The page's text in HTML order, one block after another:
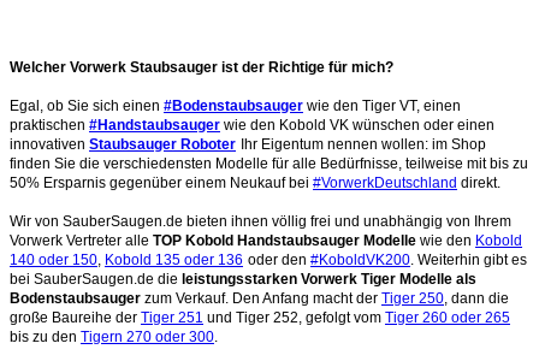
Welcher Vorwerk Staubsauger ist der Richtige für mich?
Egal, ob Sie sich einen #Bodenstaubsauger wie den Tiger VT, einen
praktischen #Handstaubsauger wie den Kobold VK wünschen oder einen
innovativen Staubsauger Roboter Ihr Eigentum nennen wollen: im Shop
finden Sie die verschiedensten Modelle für alle Bedürfnisse, teilweise mit bis zu
50% Ersparnis gegenüber einem Neukauf bei #VorwerkDeutschland direkt.
Wir von SauberSaugen.de bieten ihnen völlig frei und unabhängig von Ihrem
Vorwerk Vertreter alle TOP Kobold Handstaubsauger Modelle wie den Kobold
140 oder 150 Kobold 135 oder 136 oder den #KoboldVK200 . Weiterhin gibt es
bei SauberSaugen.de die leistungsstarken Vorwerk Tiger Modelle als
Bodenstaubsauger zum Verkauf. Den Anfang macht der Tiger 250 , dann die
große Baureihe der Tiger 251 und Tiger 252, gefolgt vom Tiger 260 oder 265
bis zu den Tigern 270 oder 300